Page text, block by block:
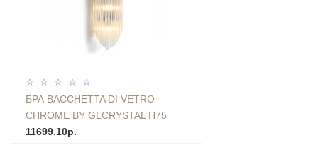
БРА BACCHETTA DI VETRO
CHROME BY GLCRYSTAL H75
ZIGZAG
11699.10р.